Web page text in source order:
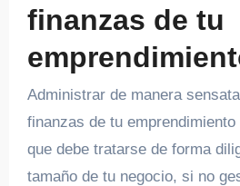
finanzas de tu
Administrar de manera
finanzas de tu
que debe tratarse de forma
tamaño de tu negocio, si no